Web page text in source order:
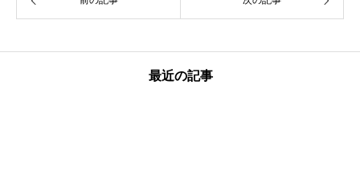
最近の記事